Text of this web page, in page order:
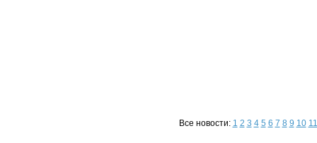
Все новости: 1 2 3 4 5 6 7 8 9 10 11